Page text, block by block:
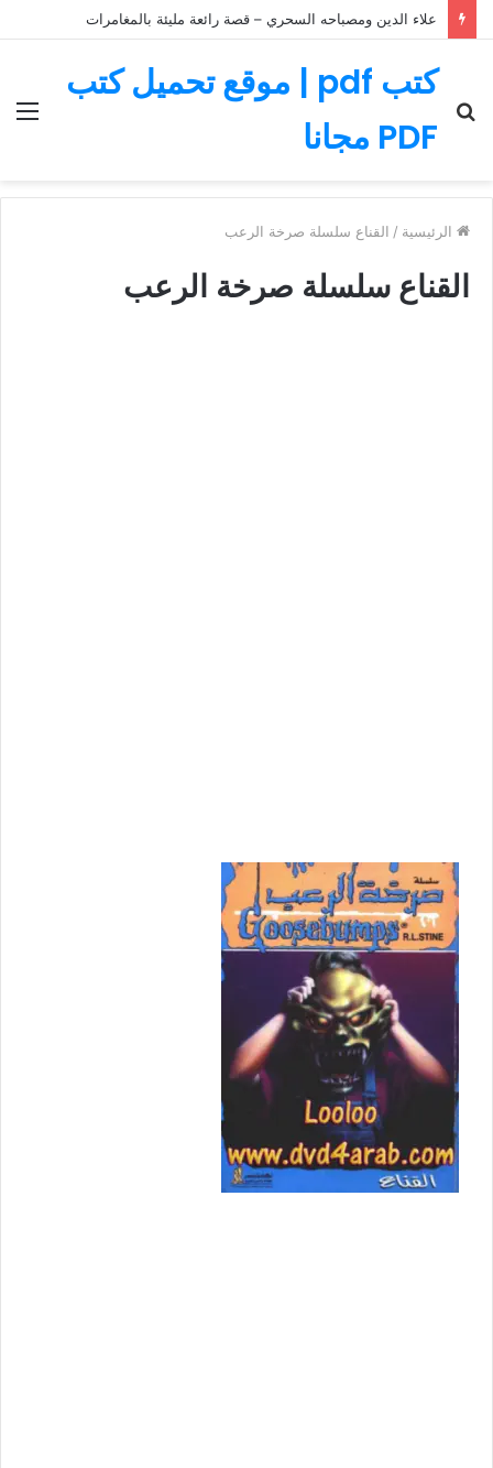
علاء الدين ومصباحه السحري – قصة رائعة مليئة بالمغامرات
كتب pdf | موقع تحميل كتب
PDF مجاناعن
الرئيسية / القناع سلسلة صرخة الرعب
القناع سلسلة صرخة الرعب